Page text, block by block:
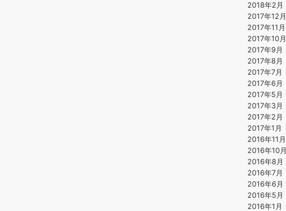
2018年2月
2017年12月
2017年11月
2017年10月
2017年9月
2017年8月
2017年7月
2017年6月
2017年5月
2017年3月
2017年2月
2017年1月
2016年11月
2016年10月
2016年8月
2016年7月
2016年6月
2016年5月
2016年1月